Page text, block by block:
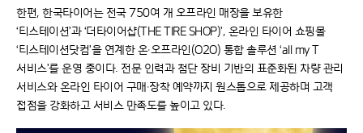
한편, 한국타이어는 전국 750여 개 오프라인 매장을 보유한
‘티스테이션’과 ‘더타이어샵(THE TIRE SHOP)’, 온라인 타이어 쇼핑몰
‘티스테이션닷컴’을 연계한 온·오프라인(O2O) 통합 솔루션 ‘all my T
서비스’를 운영 중이다. 전문 인력과 첨단 장비 기반의 표준화된 차량 관리
서비스와 온라인 타이어 구매·장착 예약까지 원스톱으로 제공하며 고객
접점을 강화하고 서비스 만족도를 높이고 있다.